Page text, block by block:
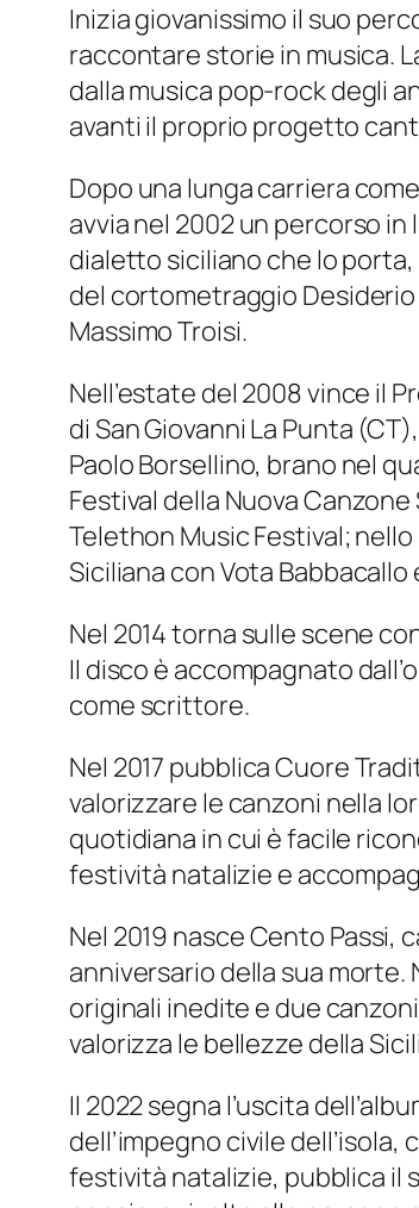
Inizia giovanissimo il suo
raccontare storie in musica.
dalla musica pop-rock degli
avanti il proprio progetto
Dopo una lunga carriera
avvia nel 2002 un percorso
dialetto siciliano che lo
del cortometraggio Desiderio
Massimo Troisi.
Nell’estate del 2008 vince il
di San Giovanni La Punta
Paolo Borsellino, brano nel
Festival della Nuova
Telethon Music Festival;
Siciliana con Vota Babbacallo
Nel 2014 torna sulle scene
Il disco è accompagnato
come scrittore.
Nel 2017 pubblica Cuore
valorizzare le canzoni nella
quotidiana in cui è facile
festività natalizie e
Nel 2019 nasce Cento
anniversario della sua morte.
originali inedite e due
valorizza le bellezze della
Il 2022 segna l’uscita
dell’impegno civile
festività natalizie, pubblica il